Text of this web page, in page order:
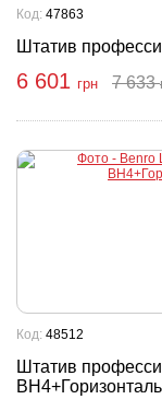
Штатив
Код: 47863
6 601 грн 7 633
Штатив
Код: 48512